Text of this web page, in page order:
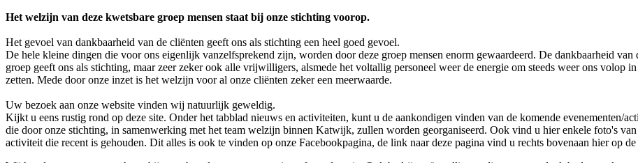
Het welzijn van deze kwetsbare groep mensen staat bij onze stichting voorop.
Het gevoel van dankbaarheid van de cliënten geeft ons als stichting een heel goed gevoel.
De hele kleine dingen die voor ons eigenlijk vanzelfsprekend zijn, worden door deze groep mensen enorm gewaardeerd. De dankbaarheid van
groep geeft ons als stichting, maar zeer zeker ook alle vrijwilligers, alsmede het voltallig personeel weer de energie om steeds weer ons volop
zetten. Mede door onze inzet is het welzijn voor al onze cliënten zeker een meerwaarde.
Uw bezoek aan onze website vinden wij natuurlijk geweldig.
Kijkt u eens rustig rond op deze site. Onder het tabblad nieuws en activiteiten, kunt u de aankondigen vinden van de komende evenementen/
die door onze stichting, in samenwerking met het team welzijn binnen Katwijk, zullen worden georganiseerd. Ook vind u hier enkele foto's van
activiteit die recent is gehouden. Dit alles is ook te vinden op onze Facebookpagina, de link naar deze pagina vind u rechts bovenaan hier op de